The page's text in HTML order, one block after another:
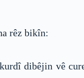
rêz bikîn:
dibêjin vê